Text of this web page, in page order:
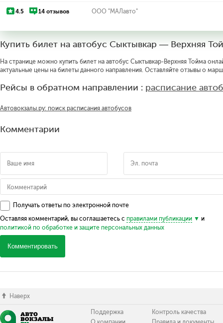
4.5 14 отзывов ООО "МАЛавто"
Купить билет на автобус Сыктывкар — Верхняя
На странице можно купить билет на автобус Сыктывкар-Верхняя Тойма
актуальные цены на билеты данного направления. Оставляйте отзывы о
Рейсы в обратном направлении : расписание
Автовокзалы.ру: поиск расписания автобусов
Комментарии
Получать ответы по электронной почте
Оставляя комментарий, вы соглашаетесь с правилами публикации
и
политикой по обработке и защите персональных данных
Комментировать
Наверх
Поддержка
Контроль качества